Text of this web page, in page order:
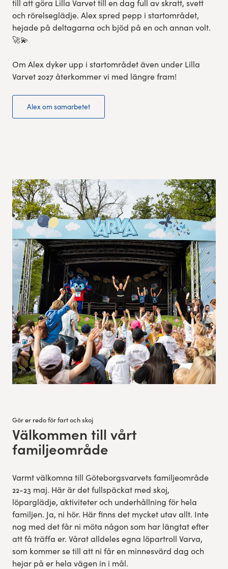
till att göra Lilla Varvet till en dag full av skratt, svett
och rörelseglädje. Alex spred pepp i startområdet,
hejade på deltagarna och bjöd på en och annan volt.
🚀💫
Om Alex dyker upp i startområdet även under Lilla
Varvet 2027 återkommer vi med längre fram!
Alex om samarbetet
Gör er redo för fart och skoj
:Välkommen till vårt
familjeområde
Varmt välkomna till Göteborgsvarvets familjeområde
22-23 maj. Här är det fullspäckat med skoj,
löparglädje, aktiviteter och underhållning för hela
familjen. Ja, ni hör. Här finns det mycket utav allt. Inte
nog med det får ni möta någon som har längtat efter
att få träffa er. Vårat alldeles egna löpartroll Varva,
som kommer se till att ni får en minnesvärd dag och
hejar på er hela vägen in i mål.